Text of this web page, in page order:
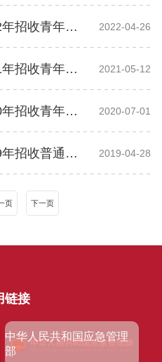
青年学生章程 2022-04-26
青年学生章程 2021-05-12
青年学生章程 2020-07-01
高中毕业生章程 2019-04-28
页 下一页
链接
中华人民共和国应急管理
部